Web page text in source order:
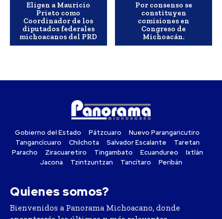
Eligen a Mauricio
Prieto como
Coordinador de los
diputados federales
michoacanos del PRD
Por consenso se
constituyen
comisiones en
Congreso de
Michoacán.
Gobierno del Estado Pátzcuaro
Nuevo Parangaricutiro
Tangancícuaro
Chilchota Salvador Escalante
Taretan
Paracho
Ziracuaretiro Tingambato Ecuandureo
Ixtlán
Jacona
Tzintzuntzan Tancítaro Peribán
Quienes somos?
Bienvenidos a Panorama Michoacano, donde